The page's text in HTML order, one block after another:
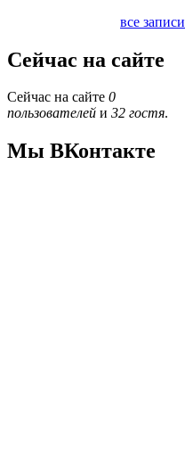
все записи
Сейчас на сайте
Сейчас на сайте 0
пользователей и 32 гостя.
Мы ВКонтакте